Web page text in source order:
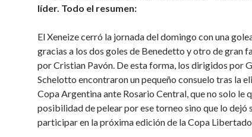
líder. Todo el resumen:
El Xeneize cerró la jornada del domingo con una
gracias a los dos goles de Benedetto y otro de gran
por Cristian Pavón. De esta forma, los dirigidos por
Schelotto encontraron un pequeño consuelo tras la
Copa Argentina ante Rosario Central, que no solo le
posibilidad de pelear por ese torneo sino que lo dejó
participar en la próxima edición de la Copa